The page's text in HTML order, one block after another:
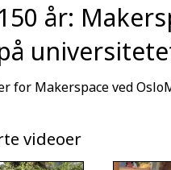
150 år:
for Makerspace ved
videoer